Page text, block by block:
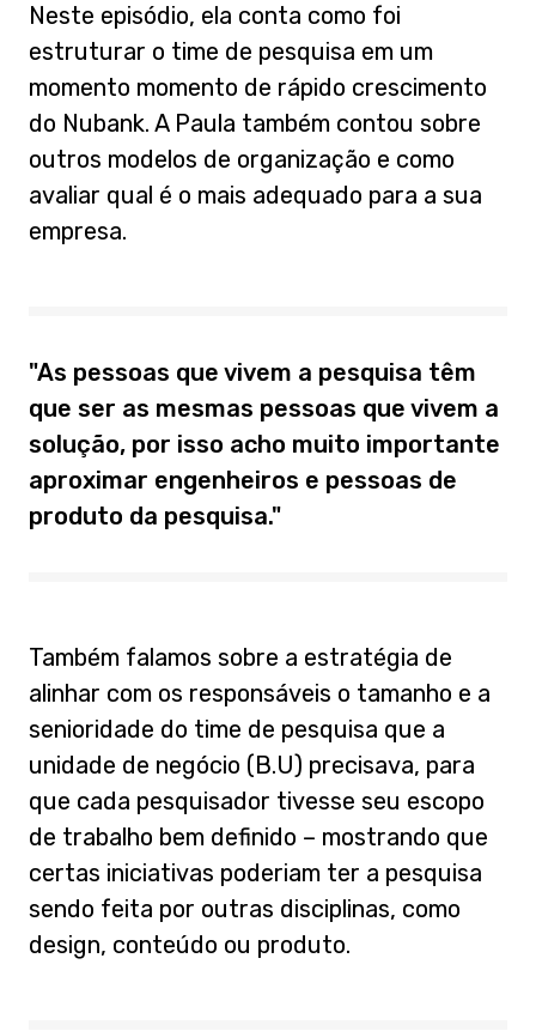
Neste episódio, ela conta como foi
estruturar o time de pesquisa em um
momento momento de rápido crescimento
do Nubank. A Paula também contou sobre
outros modelos de organização e como
avaliar qual é o mais adequado para a sua
empresa.
"As pessoas que vivem a pesquisa têm
que ser as mesmas pessoas que vivem a
solução, por isso acho muito importante
aproximar engenheiros e pessoas de
produto da pesquisa."
Também falamos sobre a estratégia de
alinhar com os responsáveis o tamanho e a
senioridade do time de pesquisa que a
unidade de negócio (B.U) precisava, para
que cada pesquisador tivesse seu escopo
de trabalho bem definido – mostrando que
certas iniciativas poderiam ter a pesquisa
sendo feita por outras disciplinas, como
design, conteúdo ou produto.